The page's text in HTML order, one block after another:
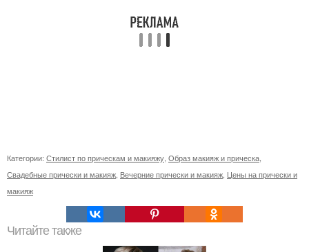
Категории: Стилист по прическам и макияжу Образ макияж и прическа
Свадебные прически и макияж Вечерние прически и макияж Цены на прически и
макияж
Читайте также